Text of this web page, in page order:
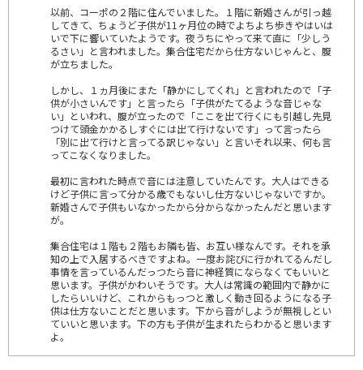
以前、コーポの２階に住んでいました。１階に新婚さんが引っ越
してきて、ちょうど子供が11ヶ月位の時でよちよち歩きやはいは
いで下に響いていたようです。夜うちにやって来て直に「少しう
るさい」と言われました。集合住宅だから仕方ないじゃんと、腹
が立ちました。
しかし、１ヵ月後にまた「静かにしてくれ」と言われたので「子
供が小さいんです」と言ったら「子供がたてるような音じゃな
い」といわれ、腹が立ったので「ここを出て行くにも引越し先見
つけて頭金かかるしすぐには出て行けないです」って言ったら
「別に出て行けと言ってる訳じゃない」と言いそれ以来、何も言
ってこなくなりました。
最初に言われた時点で音には注意していたんです。大人はできる
けど子供に言って分かる歳でもないし仕方ないじゃないですか。
新婚さんで子供もいなかったから分からなかったんだと思います
が。
集合住宅は１階も２階もお隣も皆、お互い様なんです。それを承
知の上で入居するべきですよね。一度お詫びに行かれてるんだし
事情を言っているんだっつたら音に神経質にならなくてもいいと
思います。子供がかわいそうです。大人は常識の範囲内で静かに
したらいいけど、これからもっつと激しく動き回るようになる子
供は仕方ないことだと思います。下から音がしようが無視しとい
ていいと思います。下の方も子供が生まれたらわかると思います
よ。